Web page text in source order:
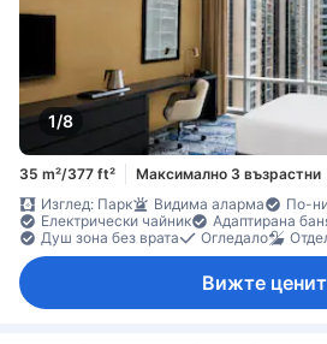
1/8
35 m²/377 ft² Максимално 3 възрастни
Изглед: Парк
Видима аларма
По-
Електрически чайник
Адаптирана
Душ зона без врата
Огледало
Вижте